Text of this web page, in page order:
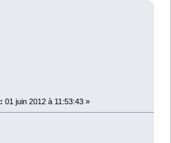
01 juin 2012 à 11:53:43 »